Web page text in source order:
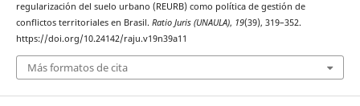
regularización del suelo urbano (REURB) como política de gestión de
conflictos territoriales en Brasil. Ratio Juris (UNAULA), 19(39), 319–352.
https://doi.org/10.24142/raju.v19n39a11
Más formatos de cita